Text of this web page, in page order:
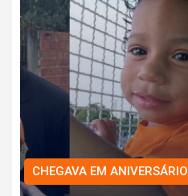
CHEGAVA EM ANIVERSÁRIO